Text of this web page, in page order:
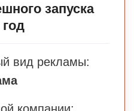
запуска
вид рекламы:
компании: